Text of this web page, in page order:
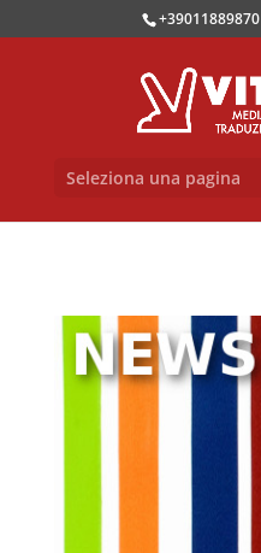
+39011889870
Seleziona una pagina